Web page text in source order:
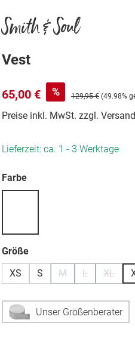
Smith & Soul
Vest
65,00 € % 129,95 € (49.98%
Preise inkl. MwSt. zzgl.
Lieferzeit: ca. 1 - 3 Werktage
Farbeauswählen
Größeauswählen
XS
S M
(Diese Option ist
L
(Diese
XL
Unser Größenberater